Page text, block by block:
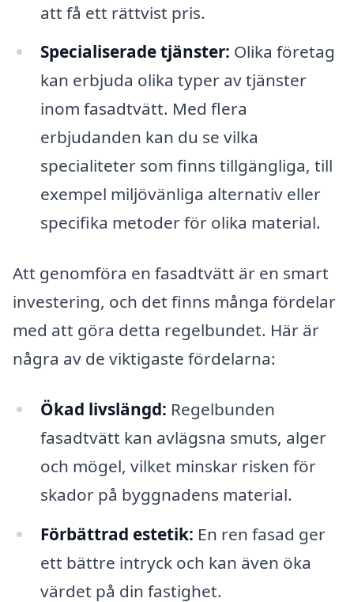
att få ett rättvist pris.
Specialiserade tjänster: Olika företag
kan erbjuda olika typer av tjänster
inom fasadtvätt. Med flera
erbjudanden kan du se vilka
specialiteter som finns tillgängliga, till
exempel miljövänliga alternativ eller
specifika metoder för olika material.
Att genomföra en fasadtvätt är en smart
investering, och det finns många fördelar
med att göra detta regelbundet. Här är
några av de viktigaste fördelarna:
Ökad livslängd: Regelbunden
fasadtvätt kan avlägsna smuts, alger
och mögel, vilket minskar risken för
skador på byggnadens material.
Förbättrad estetik: En ren fasad ger
ett bättre intryck och kan även öka
värdet på din fastighet.